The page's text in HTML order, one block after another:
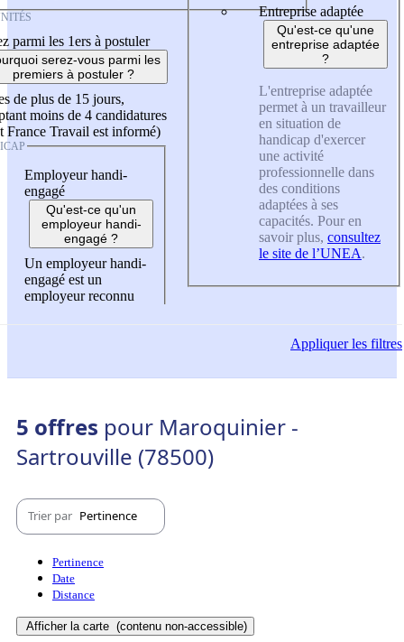
parmi les 1ers à postuler
serez-vous parmi les
premiers à postuler ?
de plus de 15 jours,
moins de 4 candidatures
France Travail est informé)
Employeur handi-
engagé
Qu'est-ce qu'un
employeur handi-
engagé ?
Un employeur handi-
engagé est un
employeur reconnu
Entreprise adaptée
Qu'est-ce qu'une
entreprise adaptée
?
L'entreprise adaptée
permet à un travailleur
en situation de
handicap d'exercer
une activité
professionnelle dans
des conditions
adaptées à ses
capacités. Pour en
savoir plus, consultez
le site de l’UNEA.
Appliquerles filtres
5 offres pour Maroquinier -
Sartrouville (78500)
Trier par Pertinence
Pertinence
Date
Distance
Afficher la carte (contenu non-accessible)